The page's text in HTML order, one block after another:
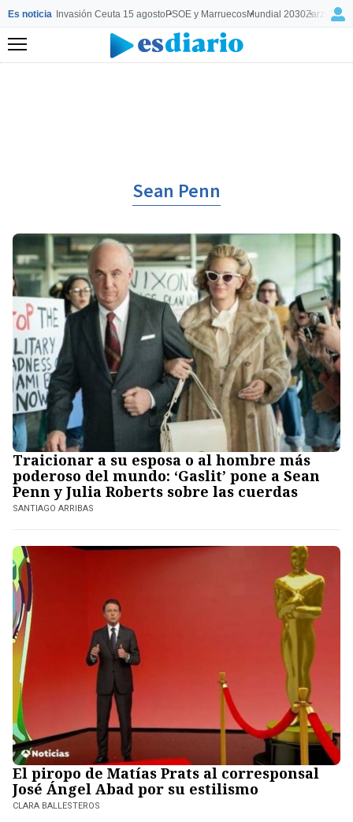
Es noticia Invasión Ceuta 15 agostoPSOE y MarruecosMundial 2030Zarzuela
Menú
Sean Penn
Traicionar a su esposa o al hombre más
poderoso del mundo: ‘Gaslit’ pone a Sean
Penn y Julia Roberts sobre las cuerdas
SANTIAGO ARRIBAS
El piropo de Matías Prats al corresponsal
José Ángel Abad por su estilismo
CLARA BALLESTEROS